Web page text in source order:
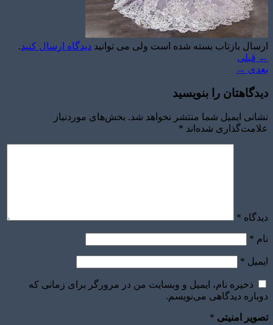
برآورد قیمت
ارسال بازتاب بسته شده است ولی می توانید دیدگاه ارسال کنید.
← قبلی
بعدی →
دیدگاهتان را بنویسید
نشانی ایمیل شما منتشر نخواهد شد. بخش‌های موردنیاز
علامت‌گذاری شده‌اند *
دیدگاه *
نام *
ایمیل *
ذخیره نام، ایمیل و وبسایت من در مرورگر برای زمانی که
دوباره دیدگاهی می‌نویسم.
تصویر امنیتی *